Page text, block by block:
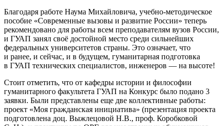
Благодаря работе Наума Михайловича, учебно-методическое
пособие «Современные вызовы и развитие России» теперь
рекомендовано для работы всем преподавателям вузов России,
и ГУАП занял своё достойной место среди сильнейших
федеральных университетов страны. Это означает, что
и ранее, и сейчас, и в будущем, гуманитарная подготовка
в ГУАП технических специалистов, инженеров — на высоте!
Стоит отметить, что от кафедры истории и философии
гуманитарного факультета ГУАП на Конкурс было подано 3
заявки. Были представлены еще две коллективные работы:
проект «Моя гражданская инициатива» (презентация проекта
подготовлена доц. Выжлецовой Н.В., проф. Коробковой